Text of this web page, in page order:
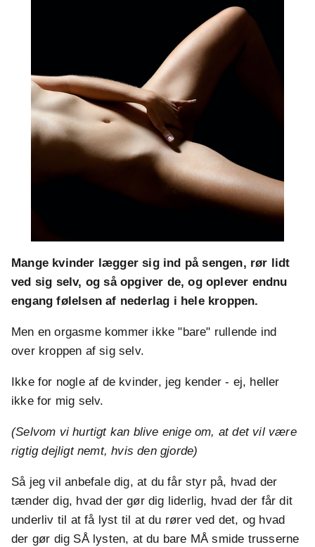
Mange kvinder lægger sig ind på sengen, rør lidt
ved sig selv, og så opgiver de, og oplever endnu
engang følelsen af nederlag i hele kroppen.
Men en orgasme kommer ikke "bare" rullende ind
over kroppen af sig selv.
Ikke for nogle af de kvinder, jeg kender - ej, heller
ikke for mig selv.
(Selvom vi hurtigt kan blive enige om, at det vil være
rigtig dejligt nemt, hvis den gjorde)
Så jeg vil anbefale dig, at du får styr på, hvad der
tænder dig, hvad der gør dig liderlig, hvad der får dit
underliv til at få lyst til at du rører ved det, og hvad
der gør dig SÅ lysten, at du bare MÅ smide trusserne